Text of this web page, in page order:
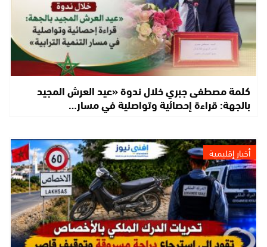
كلمة مصطفى جبري خلال ندوة «عيد العرش المجيد
بالجهة: قراءة إحصائية وتواصلية في مسار…
أخبار إقليمية